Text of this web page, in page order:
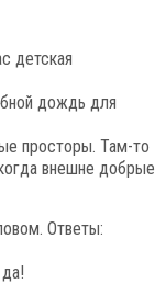
детская
дождь для
просторы. Там-то
внешне добрые
Ответы: